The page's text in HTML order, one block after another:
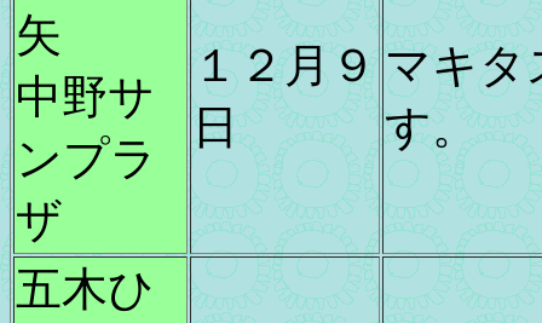
矢
中野サ
ンプラ
ザ
１２月９
日
マキタ
す。
五木ひ